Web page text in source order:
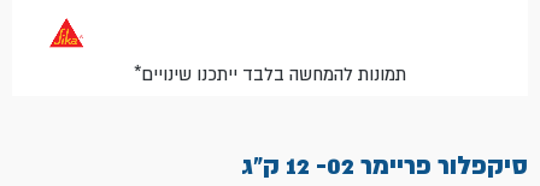
סיקפלור פריימר 02- 12 ק"ג
*תמונות להמחשה בלבד ייתכנו שינויים